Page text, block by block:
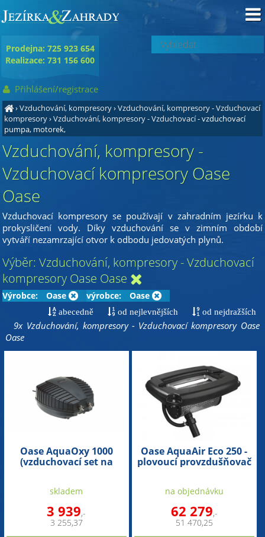
›Vzduchování, kompresory›Vzduchování, kompresory - Vzduchovací
kompresory›Vzduchování, kompresory - Vzduchovací- vzduchovací
pumpa, motorek,
Vzduchování, kompresory -
Vzduchovací kompresory Oase
Oase
Vzduchovací kompresory se používají v zahradním jezírku k
prokysličení vody. Díky vzduchování se v zimním období
vytváří nezamrzající otvor k odbodu jedovatých plynů.
Výběr: Vzduchování, kompresory - Vzduchovací
kompresory Oase Oase
Výrobce: Oase výrobce: Oase
abecedně od nejlevnějších od nejdražších
9x Vzduchování, kompresory - Vzduchovací kompresory Oase
Oase
Oase AquaOxy 1000
(vzduchovací set na
skladem
3 939,-
3 255,37
Oase AquaAir Eco 250 -
plovoucí provzdušňovač
na objednávku
62 279,-
51 470,25
Prodejna: 725 923 654
Realizace: 731 156 600
Přihlášení/registrace